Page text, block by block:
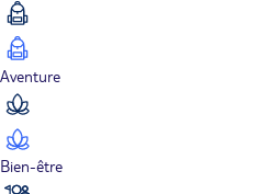
Aventure
Bien-être